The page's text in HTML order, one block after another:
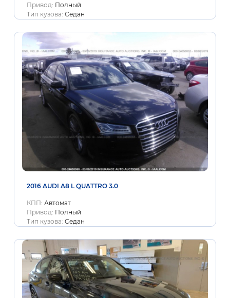
Привод: Полный
Тип кузова: Седан
2016 AUDI A8 L QUATTRO 3.0
КПП: Автомат
Привод: Полный
Тип кузова: Седан